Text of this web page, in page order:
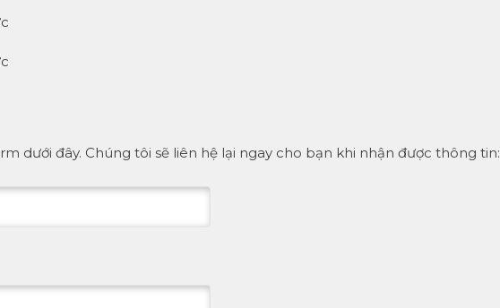
dưới đây. Chúng tôi sẽ liên hệ lại ngay cho bạn khi nhận được thông tin: